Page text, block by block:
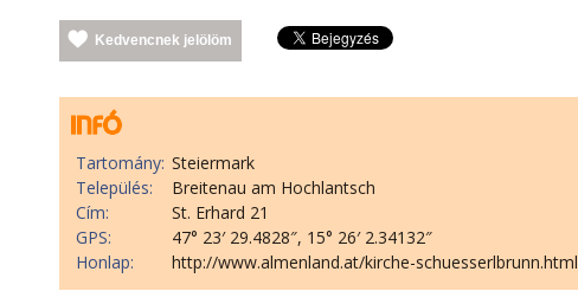
Kedvencnek jelölöm
Tartomány: Steiermark
Település:
Breitenau am Hochlantsch
Cím:
St. Erhard 21
GPS:
47° 23′ 29.4828″, 15° 26′ 2.34132″
Honlap:
http://www.almenland.at/kirche-schuesserlbrunn.html